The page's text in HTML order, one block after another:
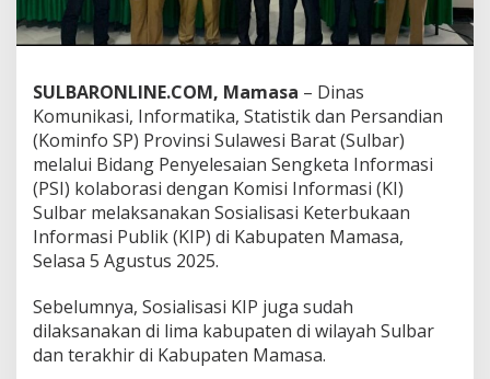
s
i
I
G
e
l
a
r
S
o
s
i
l
i
s
a
SULBARONLINE.COM, Mamasa – Dinas
Komunikasi, Informatika, Statistik dan Persandian
(Kominfo SP) Provinsi Sulawesi Barat (Sulbar)
melalui Bidang Penyelesaian Sengketa Informasi
(PSI) kolaborasi dengan Komisi Informasi (KI)
Sulbar melaksanakan Sosialisasi Keterbukaan
Informasi Publik (KIP) di Kabupaten Mamasa,
Selasa 5 Agustus 2025.
Sebelumnya, Sosialisasi KIP juga sudah
dilaksanakan di lima kabupaten di wilayah Sulbar
dan terakhir di Kabupaten Mamasa.